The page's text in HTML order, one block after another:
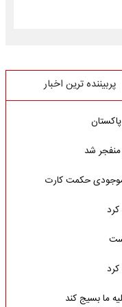
پربیننده ترین اخبار
موجودی حکمت کارت
ما بسیج کند